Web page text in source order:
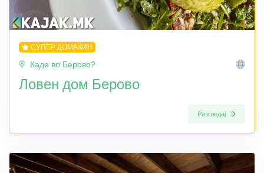
СУПЕР ДОМАЌИН
Каде во Берово?
Ловен дом Берово
Разгледај